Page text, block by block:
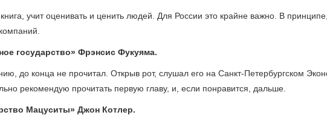
учит оценивать и ценить людей. Для России это крайне важно. В
государство» Фрэнсис Фукуяма.
до конца не прочитал. Открыв рот, слушал его на Санкт-Петербургском
рекомендую прочитать первую главу, и, если понравится, дальше.
Мацуситы» Джон Котлер.